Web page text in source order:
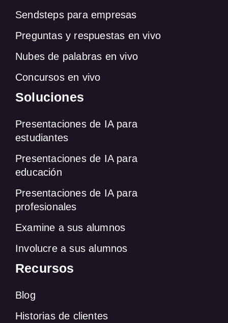
Sendsteps para empresas
Preguntas y respuestas en vivo
Nubes de palabras en vivo
Concursos en vivo
Soluciones
Presentaciones de IA para
estudiantes
Presentaciones de IA para
educación
Presentaciones de IA para
profesionales
Examine a sus alumnos
Involucre a sus alumnos
Recursos
Blog
Historias de clientes